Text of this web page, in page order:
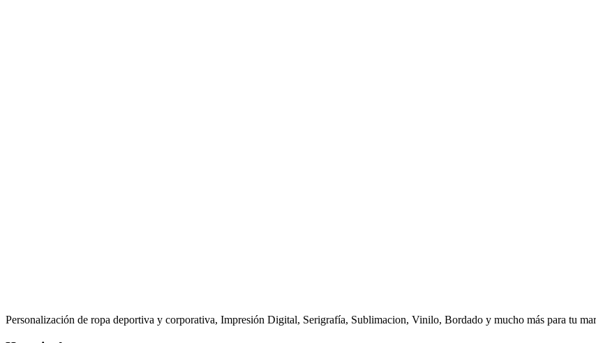
Personalización de ropa deportiva y corporativa, Impresión Digital, Serigrafía, Sublimacion, Vinilo, Bordado y mucho más para tu